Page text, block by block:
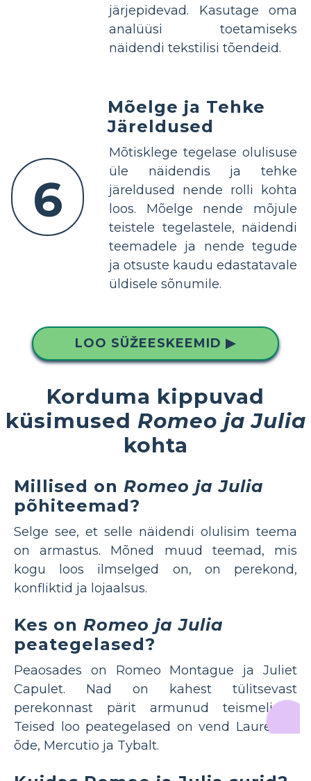
järjepidevad. Kasutage oma
analüüsi toetamiseks
näidendi tekstilisi tõendeid.
6
Mõelge ja Tehke
Järeldused
Mõtisklege tegelase olulisuse
üle näidendis ja tehke
järeldused nende rolli kohta
loos. Mõelge nende mõjule
teistele tegelastele, näidendi
teemadele ja nende tegude
ja otsuste kaudu edastatavale
üldisele sõnumile.
LOO SÜŽEESKEEMID ▶
Korduma kippuvad
küsimused Romeo ja Julia
kohta
Millised on Romeo ja Julia
põhiteemad?
Selge see, et selle näidendi olulisim teema
on armastus. Mõned muud teemad, mis
kogu loos ilmselged on, on perekond,
konfliktid ja lojaalsus.
Kes on Romeo ja Julia
peategelased?
Peaosades on Romeo Montague ja Juliet
Capulet. Nad on kahest tülitsevast
perekonnast pärit armunud teismelised.
Teised loo peategelased on vend Laurence,
õde, Mercutio ja Tybalt.